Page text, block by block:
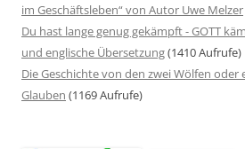
im Geschäftsleben“ von Autor Uwe Melzer
Du hast lange genug gekämpft - GOTT
und englische Übersetzung(1410 Aufrufe)
Die Geschichte von den zwei Wölfen oder
Glauben (1169 Aufrufe)